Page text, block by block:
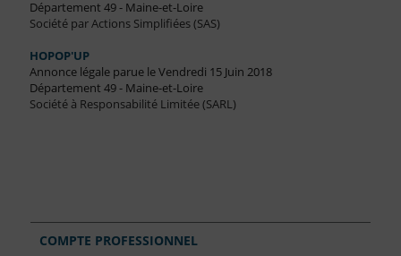
Département 49 - Maine-et-Loire
Société par Actions Simplifiées (SAS)
HOPOP'UP
Annonce légale parue le Vendredi 15 Juin 2018
Département 49 - Maine-et-Loire
Société à Responsabilité Limitée (SARL)
COMPTE PROFESSIONNEL